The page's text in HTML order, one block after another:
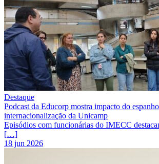
Destaque
Podcast da Educorp mostra impacto do
internacionalização da Unicamp
Episódios com funcionárias do IMECC
[…]
18 jun 2026